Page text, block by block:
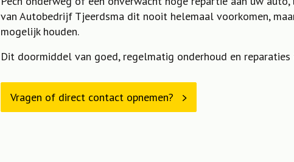
van Autobedrijf Tjeerdsma dit nooit helemaal voorkomen,
mogelijk houden.
Dit doormiddel van goed, regelmatig onderhoud en
Vragen of direct contact opnemen?